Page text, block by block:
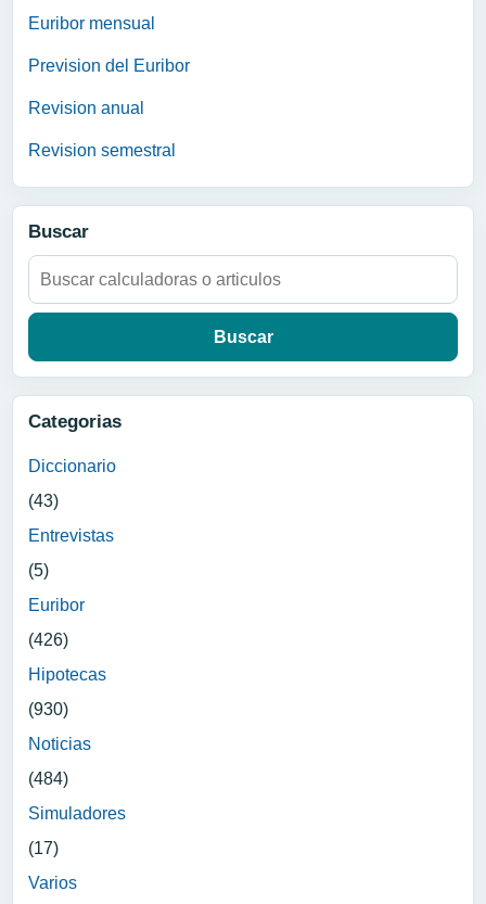
Euribor mensual
Prevision del Euribor
Revision anual
Revision semestral
Buscar
Buscar:
Categorias
Diccionario
(43)
Entrevistas
(5)
Euribor
(426)
Hipotecas
(930)
Noticias
(484)
Simuladores
(17)
Varios